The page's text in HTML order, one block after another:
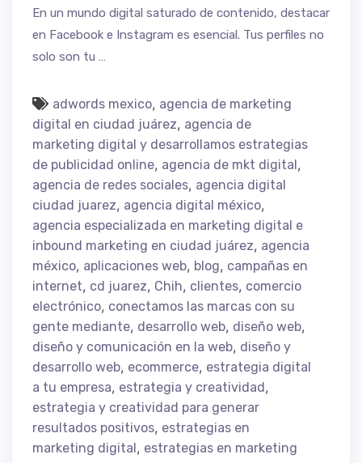
En un mundo digital saturado de contenido, destacar
en Facebook e Instagram es esencial. Tus perfiles no
solo son tu …
adwords mexico, agencia de marketing
digital en ciudad juárez, agencia de
marketing digital y desarrollamos estrategias
de publicidad online, agencia de mkt digital ,
agencia de redes sociales, agencia digital
ciudad juarez, agencia digital méxico,
agencia especializada en marketing digital e
inbound marketing en ciudad juárez, agencia
méxico, aplicaciones web, blog, campañas en
internet, cd juarez, Chih, clientes, comercio
electrónico, conectamos las marcas con su
gente mediante, desarrollo web, diseño web,
diseño y comunicación en la web, diseño y
desarrollo web, ecommerce, estrategia digital
a tu empresa, estrategia y creatividad ,
estrategia y creatividad para generar
resultados positivos, estrategias en
marketing digital , estrategias en marketing